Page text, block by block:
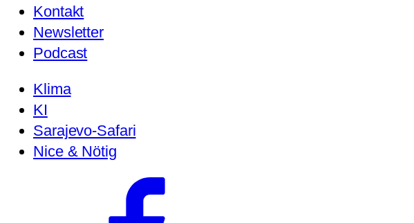
Kontakt
Newsletter
Podcast
Klima
KI
Sarajevo-Safari
Nice & Nötig